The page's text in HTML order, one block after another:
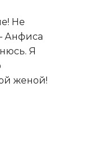
Не
Анфиса
Я
женой!